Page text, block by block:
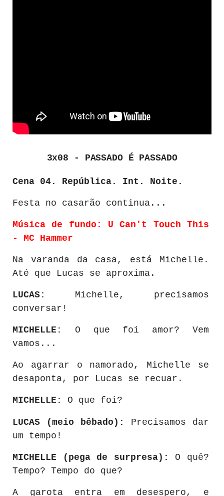
3x08 - PASSADO É PASSADO
Cena 04. República. Int. Noite.
Festa no casarão continua...
Música de fundo: U Can't Touch This
- MC Hammer
Na varanda da casa, está Michelle.
Até que Lucas se aproxima.
LUCAS:
Michelle, precisamos
conversar!
MICHELLE:
O que foi amor? Vem
vamos...
Ao agarrar o namorado, Michelle se
desaponta, por Lucas se recuar.
MICHELLE: O que foi?
LUCAS (meio bêbado):
Precisamos dar
um tempo!
MICHELLE (pega de surpresa):
O quê?
Tempo? Tempo do que?
A garota entra em desespero, e